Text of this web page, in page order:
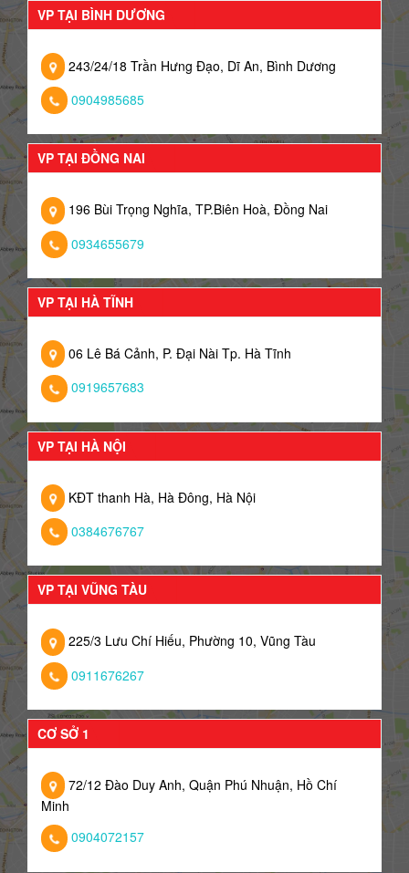
VP TẠI BÌNH DƯƠNG
243/24/18 Trần Hưng Đạo, Dĩ An, Bình Dương
0904985685
VP TẠI ĐỒNG NAI
196 Bùi Trọng Nghĩa, TP.Biên Hoà, Đồng Nai
0934655679
VP TẠI HÀ TĨNH
06 Lê Bá Cảnh, P. Đại Nài Tp. Hà Tĩnh
0919657683
VP TẠI HÀ NỘI
KĐT thanh Hà, Hà Đông, Hà Nội
0384676767
VP TẠI VŨNG TÀU
225/3 Lưu Chí Hiếu, Phường 10, Vũng Tàu
0911676267
CƠ SỞ 1
72/12 Đào Duy Anh, Quận Phú Nhuận, Hồ Chí
Minh
0904072157